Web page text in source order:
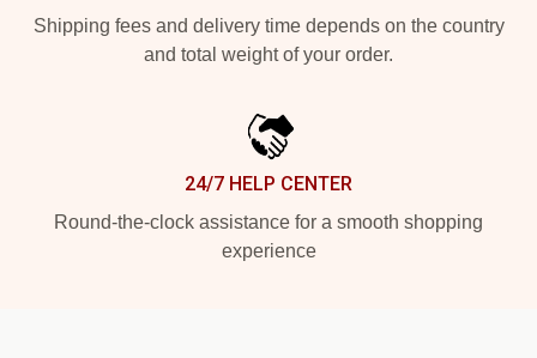
Shipping fees and delivery time depends on the country
and total weight of your order.
24/7 HELP CENTER
Round-the-clock assistance for a smooth shopping
experience